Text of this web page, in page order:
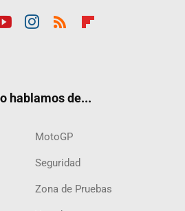
hablamos de...
MotoGP
Seguridad
Zona de Pruebas